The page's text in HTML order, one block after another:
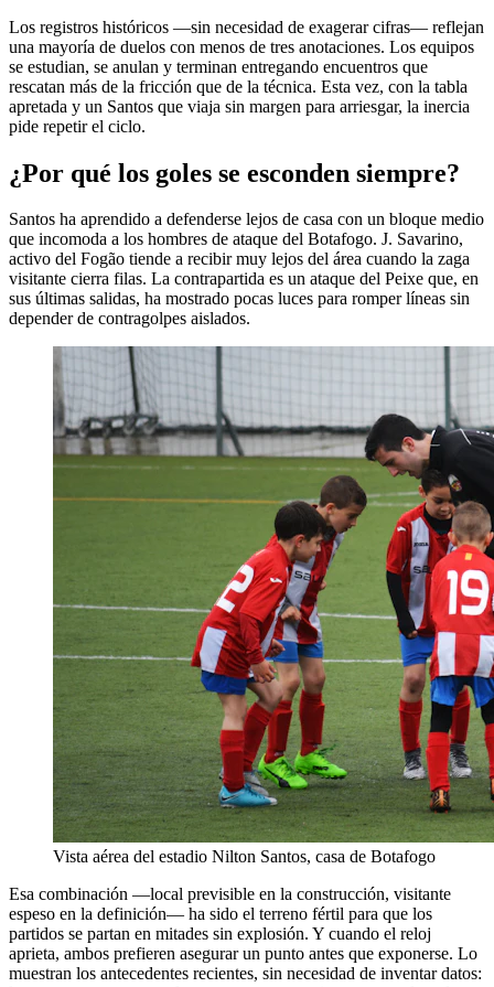
Los registros históricos —sin necesidad de exagerar cifras— reflejan
una mayoría de duelos con menos de tres anotaciones. Los equipos
se estudian, se anulan y terminan entregando encuentros que
rescatan más de la fricción que de la técnica. Esta vez, con la tabla
apretada y un Santos que viaja sin margen para arriesgar, la inercia
pide repetir el ciclo.
¿Por qué los goles se esconden siempre?
Santos ha aprendido a defenderse lejos de casa con un bloque medio
que incomoda a los hombres de ataque del Botafogo. J. Savarino,
activo del Fogão tiende a recibir muy lejos del área cuando la zaga
visitante cierra filas. La contrapartida es un ataque del Peixe que, en
sus últimas salidas, ha mostrado pocas luces para romper líneas sin
depender de contragolpes aislados.
Vista aérea del estadio Nilton Santos, casa de Botafogo
Esa combinación —local previsible en la construcción, visitante
espeso en la definición— ha sido el terreno fértil para que los
partidos se partan en mitades sin explosión. Y cuando el reloj
aprieta, ambos prefieren asegurar un punto antes que exponerse. Lo
muestran los antecedentes recientes, sin necesidad de inventar datos: